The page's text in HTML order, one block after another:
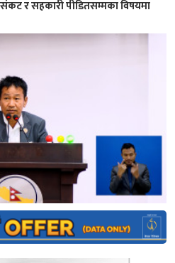
र सहकारी पीडितसम्मका विषयमा